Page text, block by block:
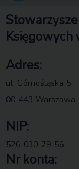
Księgowych
Adres:
ul. Górnośląska 5
00-443 Warszawa
NIP:
526-030-79-56
Nr konta: